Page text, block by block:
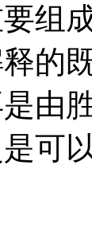
组
的
由
可